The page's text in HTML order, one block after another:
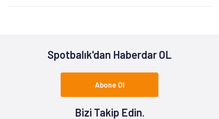
Spotbalık'dan Haberdar OL
Abone Ol
Bizi Takip Edin.